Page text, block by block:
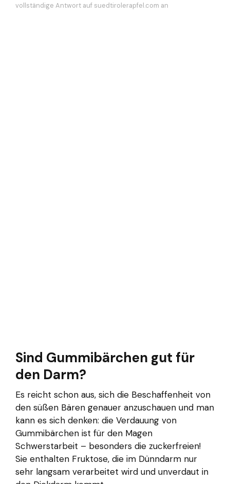
vollständige Antwort auf suedtirolerapfel.com an
Sind Gummibärchen gut für
den Darm?
Es reicht schon aus, sich die Beschaffenheit von
den süßen Bären genauer anzuschauen und man
kann es sich denken: die Verdauung von
Gummibärchen ist für den Magen
Schwerstarbeit – besonders die zuckerfreien!
Sie enthalten Fruktose, die im Dünndarm nur
sehr langsam verarbeitet wird und unverdaut in